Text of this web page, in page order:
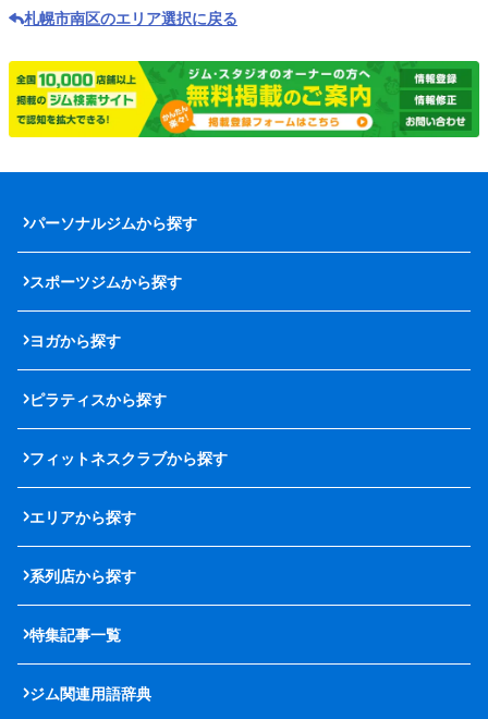
札幌市南区のエリア選択に戻る
パーソナルジムから探す
スポーツジムから探す
ヨガから探す
ピラティスから探す
フィットネスクラブから探す
エリアから探す
系列店から探す
特集記事一覧
ジム関連用語辞典